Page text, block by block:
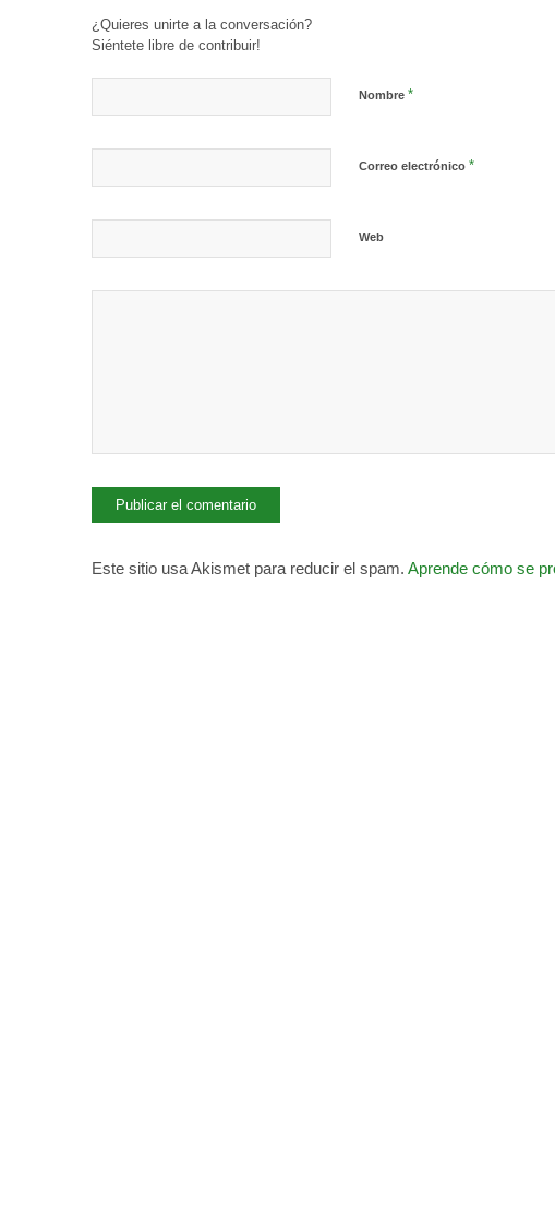
¿Quieres unirte a la conversación?
Siéntete libre de contribuir!
Nombre *
Correo electrónico *
Web
Este sitio usa Akismet para reducir el spam. Aprende cómo se